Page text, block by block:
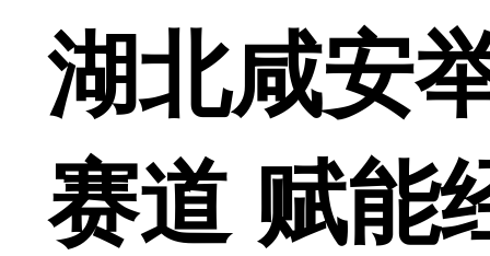
湖北咸安
赛道 赋能